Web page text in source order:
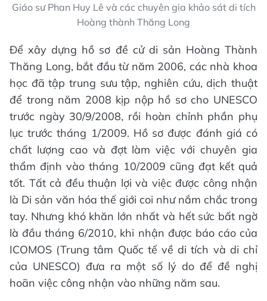
Giáo sư Phan Huy Lê và các chuyên gia khảo sát di tích
Hoàng thành Thăng Long
Để xây dựng hồ sơ đề cử di sản Hoàng Thành
Thăng Long, bắt đầu từ năm 2006, các nhà khoa
học đã tập trung sưu tập, nghiên cứu, dịch thuật
để trong năm 2008 kịp nộp hồ sơ cho UNESCO
trước ngày 30/9/2008, rồi hoàn chỉnh phần phụ
lục trước tháng 1/2009. Hồ sơ được đánh giá có
chất lượng cao và đợt làm việc với chuyên gia
thẩm định vào tháng 10/2009 cũng đạt kết quả
tốt. Tất cả đều thuận lợi và việc được công nhận
là Di sản văn hóa thế giới coi như nắm chắc trong
tay. Nhưng khó khăn lớn nhất và hết sức bất ngờ
là đầu tháng 6/2010, khi nhận được báo cáo của
ICOMOS (Trung tâm Quốc tế về di tích và di chỉ
của UNESCO) đưa ra một số lý do để đề nghị
hoãn việc công nhận vào những năm sau.